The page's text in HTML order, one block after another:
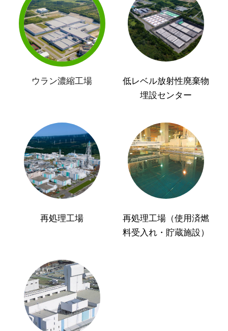
ウラン濃縮工場
低レベル放射性廃棄物
埋設センター
再処理工場
再処理工場（使用済燃
料受入れ・貯蔵施設）